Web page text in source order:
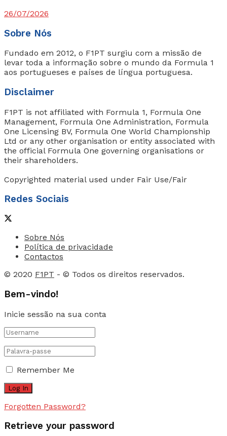
26/07/2026
Sobre Nós
Fundado em 2012, o F1PT surgiu com a missão de
levar toda a informação sobre o mundo da Formula 1
aos portugueses e países de língua portuguesa.
Disclaimer
F1PT is not affiliated with Formula 1, Formula One
Management, Formula One Administration, Formula
One Licensing BV, Formula One World Championship
Ltd or any other organisation or entity associated with
the official Formula One governing organisations or
their shareholders.
Copyrighted material used under Fair Use/Fair
Redes Sociais
Sobre Nós
Política de privacidade
Contactos
© 2020 F1PT - © Todos os direitos reservados.
Bem-vindo!
Inicie sessão na sua conta
Remember Me
Forgotten Password?
Retrieve your password